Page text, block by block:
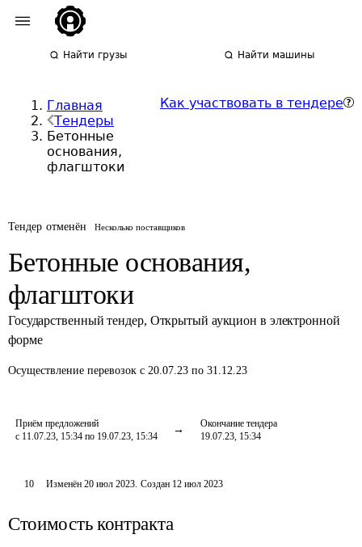
Найти грузы Найти машины
Главная
Тендеры
Бетонные
основания,
флагштоки
Как участвовать в тендере
Тендер отменён Несколько поставщиков
Бетонные основания,
флагштоки
Государственный тендер, Открытый аукцион в электронной
форме
Осуществление перевозок с 20.07.23 по 31.12.23
Приём предложений
с 11.07.23, 15:34 по 19.07.23, 15:34
Окончание тендера
19.07.23, 15:34
10 Изменён20 июл 2023. Создан 12 июл 2023
Стоимость контракта